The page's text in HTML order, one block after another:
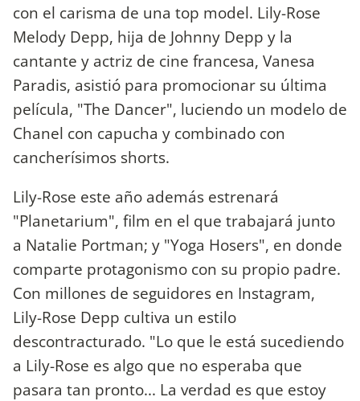
con el carisma de una top model. Lily-Rose
Melody Depp, hija de Johnny Depp y la
cantante y actriz de cine francesa, Vanesa
Paradis, asistió para promocionar su última
película, "The Dancer", luciendo un modelo de
Chanel con capucha y combinado con
cancherísimos shorts.
Lily-Rose este año además estrenará
"Planetarium", film en el que trabajará junto
a Natalie Portman; y "Yoga Hosers", en donde
comparte protagonismo con su propio padre.
Con millones de seguidores en Instagram,
Lily-Rose Depp cultiva un estilo
descontracturado. "Lo que le está sucediendo
a Lily-Rose es algo que no esperaba que
pasara tan pronto... La verdad es que estoy